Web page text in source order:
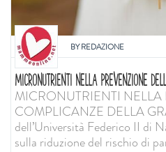
BYREDAZIONE
MICRONUTRIENTI NELLA PREVENZIONE
MICRONUTRIENTI
COMPLICANZE DELLA
dell’Università Federico II di
sulla riduzione del rischio di